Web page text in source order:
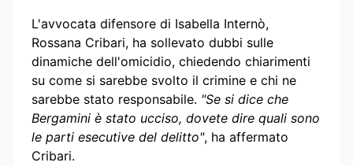
L'avvocata difensore di Isabella Internò,
Rossana Cribari, ha sollevato dubbi sulle
dinamiche dell'omicidio, chiedendo chiarimenti
su come si sarebbe svolto il crimine e chi ne
sarebbe stato responsabile. "Se si dice che
Bergamini è stato ucciso, dovete dire quali sono
le parti esecutive del delitto", ha affermato
Cribari.